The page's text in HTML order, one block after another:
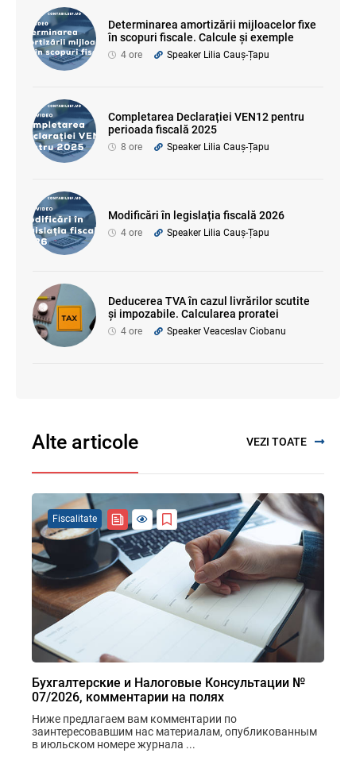
Determinarea amortizării mijloacelor fixe
în scopuri fiscale. Calcule și exemple
4 ore Speaker Lilia Cauș-Țapu
Completarea Declarației VEN12 pentru
perioada fiscală 2025
8 ore Speaker Lilia Cauș-Țapu
Modificări în legislația fiscală 2026
4 ore Speaker Lilia Cauș-Țapu
Deducerea TVA în cazul livrărilor scutite
și impozabile. Calcularea proratei
4 ore Speaker Veaceslav Ciobanu
Alte articole VEZI TOATE
Бухгалтерские и Налоговые Консультации №
07/2026, комментарии на полях
Ниже предлагаем вам комментарии по
заинтересовавшим нас материалам, опубликованным
в июльском номере журнала ...
Fiscalitate